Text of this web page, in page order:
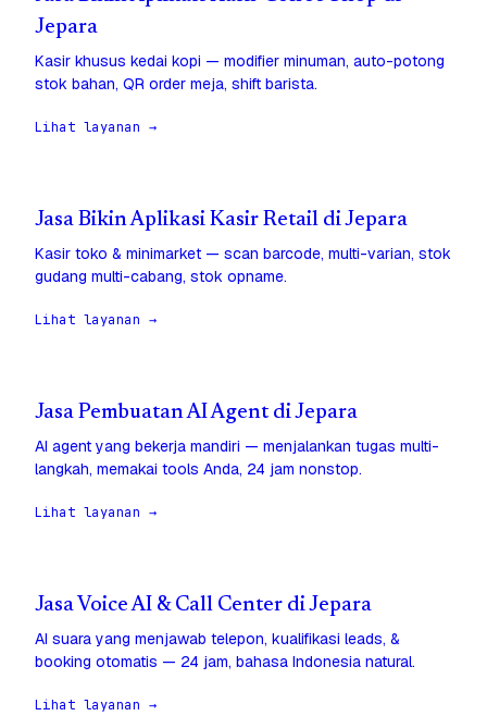
Jepara
Kasir khusus kedai kopi — modifier minuman, auto-potong
stok bahan, QR order meja, shift barista.
Lihat layanan →
Jasa Bikin Aplikasi Kasir Retail di Jepara
Kasir toko & minimarket — scan barcode, multi-varian, stok
gudang multi-cabang, stok opname.
Lihat layanan →
Jasa Pembuatan AI Agent di Jepara
AI agent yang bekerja mandiri — menjalankan tugas multi-
langkah, memakai tools Anda, 24 jam nonstop.
Lihat layanan →
Jasa Voice AI & Call Center di Jepara
AI suara yang menjawab telepon, kualifikasi leads, &
booking otomatis — 24 jam, bahasa Indonesia natural.
Lihat layanan →